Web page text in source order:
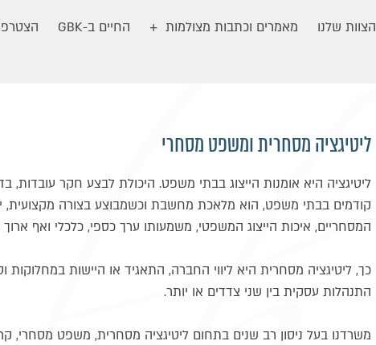
הצוות שלנו מאמרים וכתבות מצולמות החיים ב-GBK
ליטיגציה מסחרית ומשפט מסחרי
ליטיגציה היא אומנות הייצוג בבתי משפט. היכולת לבצע חקר עובדות,
קודמים בבתי משפט, הוא מלאכת מחשבת וכשמבוצע בצורה מקצועית,
המסחריים, איכות הייצוג המשפטי, משמעותו ערך כספי, כלכלי ואף
כך, ליטיגציה מסחרית היא ליווי החברה, התאגיד או היישות במחלוקות
התנהלות עסקית בין שני צדדים או יותר.
משרדנו בעל ניסון רב שנים בתחום ליטיגציה מסחרית, משפט מסחרי,